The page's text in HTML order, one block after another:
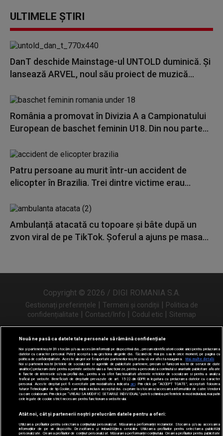
ULTIMELE ȘTIRI
DanT deschide Mainstage-ul UNTOLD duminică. Și
lansează ARVEL, noul său proiect de muzică...
România a promovat în Divizia A a Campionatului
European de baschet feminin U18. Din nou parte...
Patru persoane au murit într-un accident de
elicopter în Brazilia. Trei dintre victime erau...
Ambulanță atacată cu topoare și bâte după un
zvon viral de pe TikTok. Șoferul a ajuns pe masa...
Copyright © 2026 / DIGI ROMANIA S.A.
Gestionați preferințele | Termeni și condiții | Politica de
confidențialitate | Contact/Info | Codul etic | Sitemap
Urmărește-ne și pe
Nouă ne pasă ca datele tale personale să rămână confidențiale
Noi și partenerii noștri31 stocăm și/sau accesăm informații pe dispozitivul dvs., precum identificatorii cookie unici pentru prelucrarea
datelor cu caracter personal. Puteți accepta sau gestiona alegerile dvs. făcând clic mai jos sau în orice moment, pe pagina cu
politica de confidențialitate. Aceste alegeri vor fi raportate partenerilor noștri și nu vă vor afecta navigarea.
Mai multe detalii
Noi si partenerii nostri (retelele de socializare si agentiile de publicitate partenere, precum si furnizorii nostri de servicii de date
analitice) prelucram date pentru a permite website-ului sa functioneze, pentru a personaliza continutul si anunturile publicitare afisate
in functie de interesele si/sau profilul dvs., pentru a va oferi functionalitati aferente retelelor de socializare si pentru a analiza
traficul pe website. Beneficiati de drepturile prevazute de art. 15-22 din GDPR in legatura cu prelucrarea datelor cu caracter
personal. Aceste drepturi pot fi exercitate prin modalitatea indicata aici. Prin click pe “ACCEPT TOATE”, acceptati folosirea
tuturor Tehnologiilor de tip Cookie, care implica inclusiv acceptul dvs. cu privire la stocarea/accesarea informatiilor de catre Vendor-ii
cu care colaboram. Prin click pe “VREAU SA MODIFIC SETARILE INDIVIDUAL” puteti schimba preferintele in mod individual, mai putin
cele legate de cookie strict necesare pentru functionarea website-ului.
Atât noi, cât și partenerii noștri prelucrăm datele pentru a oferi:
Utilizarea profilurilor pentru selectarea conținutului personalizat. Măsurarea performanței reclamelor. Stocarea și/sau accesarea
informațiilor de pe un dispozitiv. Dezvoltarea și îmbunătățirea serviciilor. Utilizarea profilurilor pentru selectarea publicității
personalizate. Crearea profilurilor de conținut personalizat. Măsurarea performanței conținutului. Crearea profilurilor pentru publicitate